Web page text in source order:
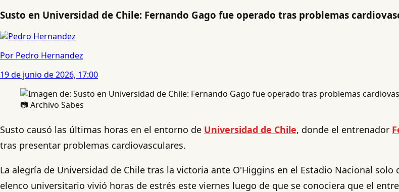
Susto en Universidad de Chile: Fernando Gago fue operado tras problemas
Por Pedro Hernandez
19 de junio de 2026, 17:00
📷 Archivo Sabes
Susto causó las últimas horas en el entorno de Universidad de Chile, donde el entrenador
tras presentar problemas cardiovasculares.
La alegría de Universidad de Chile tras la victoria ante O'Higgins en el Estadio Nacional
elenco universitario vivió horas de estrés este viernes luego de que se conociera que el